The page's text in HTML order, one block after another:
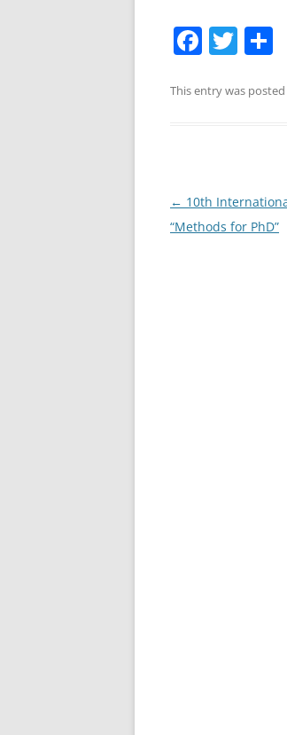
F
c
o
k
T
itt
This entry was posted
Post
navigation
← 10th
“Methods for PhD”